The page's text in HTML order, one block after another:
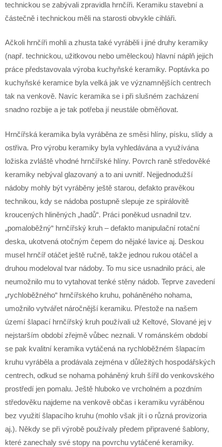
technickou se zabývali zpravidla hrnčíři. Keramiku stavební a
částečně i technickou měli na starosti obvykle cihláři.
Ačkoli hrnčíři mohli a zhusta také vyráběli i jiné druhy keramiky
(např. technickou, užitkovou nebo uměleckou) hlavní náplň jejich
práce představovala výroba kuchyňské keramiky. Poptávka po
kuchyňské keramice byla velká jak ve významnějších centrech
tak na venkově. Navíc keramika se i při slušném zacházení
snadno rozbije a je tak potřeba jí neustále obměňovat.
Hrnčířská keramika byla vyráběna ze směsi hlíny, písku, slídy a
ostřiva. Pro výrobu keramiky byla vyhledávána a využívána
ložiska zvláště vhodné hrnčířské hlíny. Povrch raně středověké
keramiky nebýval glazovaný a to ani uvnitř. Nejjednodužší
nádoby mohly být vyráběny ještě starou, defakto pravěkou
technikou, kdy se nádoba postupně slepuje ze spirálovitě
kroucených hliněných „hadů“. Práci poněkud usnadnil tzv.
„pomaloběžný“ hrnčířský kruh – defakto manipulační rotační
deska, ukotvená otočným čepem do nějaké lavice aj. Deskou
musel hrnčíř otáčet ještě ručně, takže jednou rukou otáčel a
druhou modeloval tvar nádoby. To mu sice usnadnilo práci, ale
neumožnilo mu to vytahovat tenké stěny nádob. Teprve zavedení
„rychloběžného“ hrnčířského kruhu, poháněného nohama,
umožnilo vytvářet náročnější keramiku. Přestože na našem
území šlapací hrnčířský kruh používali už Keltové, Slované jej v
nejstarším období zřejmě vůbec neznali. V románském období
se pak kvalitní keramika vytáčená na rychloběžném šlapacím
kruhu vyráběla a prodávala zejména v důležitých hospodářských
centrech, odkud se nohama poháněný kruh šířil do venkovského
prostředí jen pomalu. Ještě hluboko ve vrcholném a pozdním
středověku najdeme na venkově občas i keramiku vyráběnou
bez využití šlapacího kruhu (mohlo však jít i o různá provizoria
aj.). Někdy se při výrobě používaly předem připravené šablony,
které zanechaly své stopy na povrchu vytáčené keramiky.